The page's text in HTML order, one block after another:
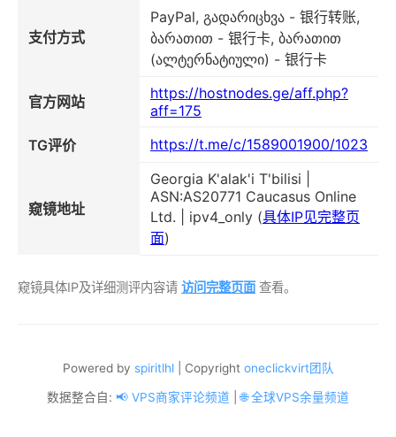
支付方式
PayPal, გადარიცხვა - 银行转账,
ბარათით - 银行卡, ბარათით
(ალტერნატიული) - 银行卡
官方网站
https://hostnodes.ge/aff.php?
aff=175
TG评价
https://t.me/c/1589001900/1023
窥镜地址
Georgia K'alak'i T'bilisi |
ASN:AS20771 Caucasus Online
Ltd. | ipv4_only (具体IP见完整页
面)
窥镜具体IP及详细测评内容请 访问完整页面查看。
Powered by spiritlhl| Copyright oneclickvirt团队
数据整合自: 📢 VPS商家评论频道 |🌐 全球VPS余量频道